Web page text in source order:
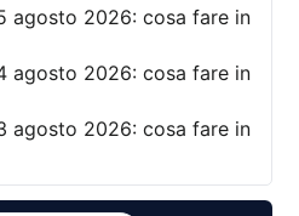
agosto 2026: cosa fare in
agosto 2026: cosa fare in
agosto 2026: cosa fare in